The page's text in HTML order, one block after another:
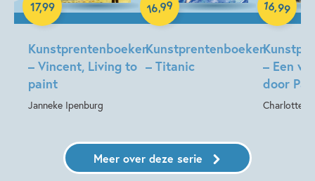
Kunstprentenboeken
– Vincent, Living to
paint
Janneke Ipenburg
17,99
Hardcover
Kunstprentenboeken
– Titanic
16,99
– Een
door
Charlotte
16,99
Hardcover
Meer over deze serie